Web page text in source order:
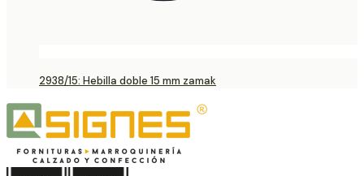
2938/15: Hebilla doble 15 mm zamak